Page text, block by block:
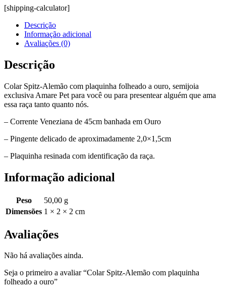
[shipping-calculator]
Descrição
Informação adicional
Avaliações (0)
Descrição
Colar Spitz-Alemão com plaquinha folheado a ouro, semijoia
exclusiva Amare Pet para você ou para presentear alguém que ama
essa raça tanto quanto nós.
– Corrente Veneziana de 45cm banhada em Ouro
– Pingente delicado de aproximadamente 2,0×1,5cm
– Plaquinha resinada com identificação da raça.
Informação adicional
Peso
50,00 g
Dimensões 1 × 2 × 2 cm
Avaliações
Não há avaliações ainda.
Seja o primeiro a avaliar “Colar Spitz-Alemão com plaquinha
folheado a ouro”